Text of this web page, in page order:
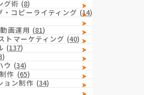
グ術 (8)
コピーライティング (14)
画運用 (81)
トマーケティング (40)
(137)
)
ウ (34)
作 (65)
ョン制作 (34)